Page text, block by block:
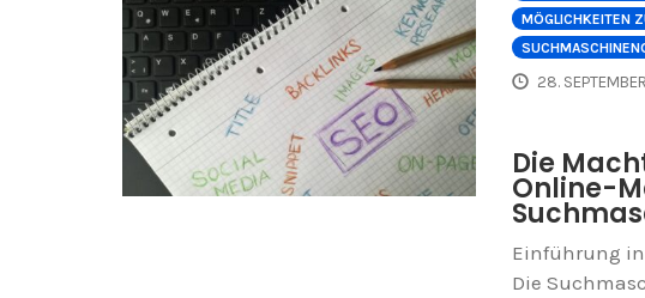
MÖGLICHKEITEN
28.
Die
Online-
Einführung
Die